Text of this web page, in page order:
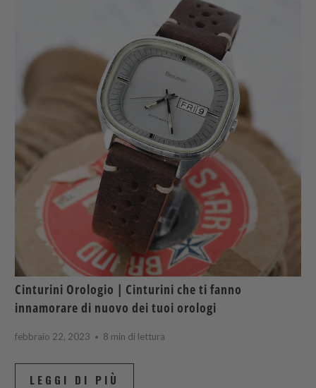
Cinturini Orologio | Cinturini che ti fanno
innamorare di nuovo dei tuoi orologi
febbraio 22, 2023 8 min di lettura
LEGGI DI PIÙ